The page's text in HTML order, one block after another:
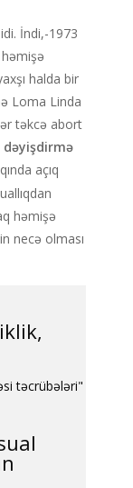
1973-cü il ABŞ-ın abortu qanuniləşdirdiyi tarix idi. İndi,
halda bir
Loma Linda
təkcə abort
açıq
həmişə
necə olması
"YEDDİNCİ" Gün Adventist Kilsəsi təcrübələri...